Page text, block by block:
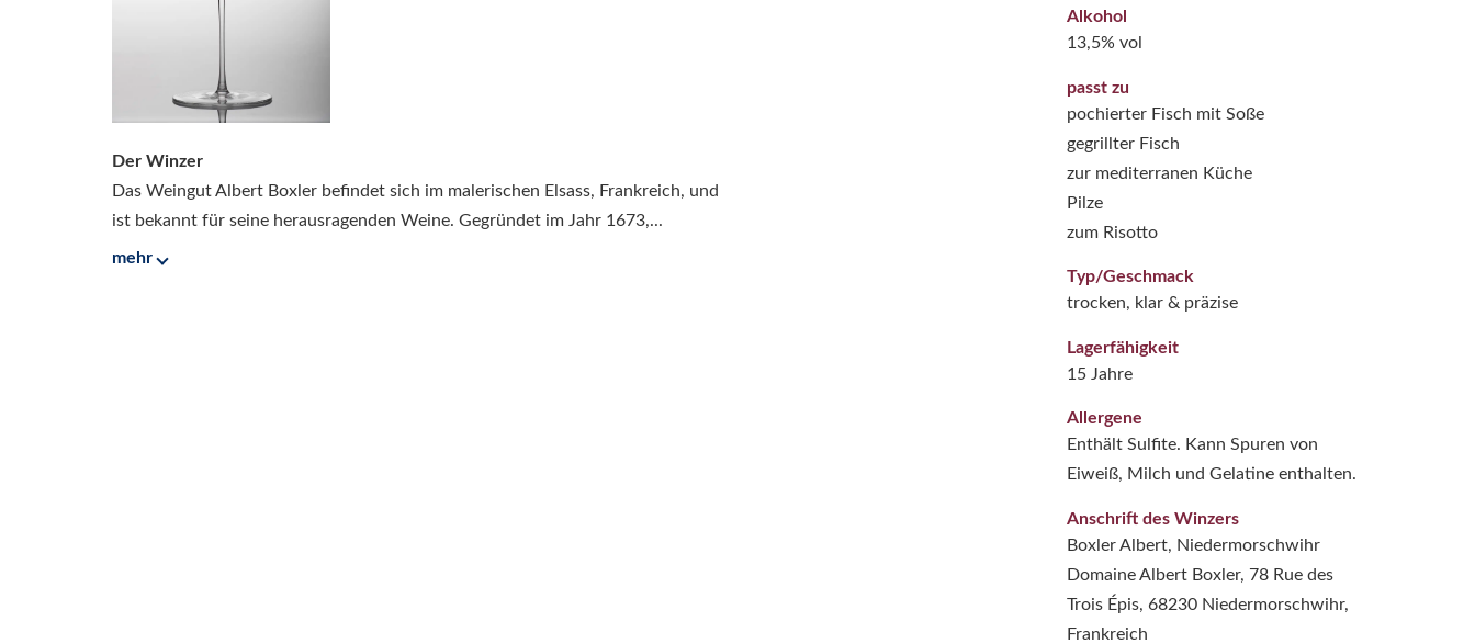
Der Winzer
Das Weingut Albert Boxler befindet sich im malerischen Elsass, Frankreich, und
ist bekannt für seine herausragenden Weine. Gegründet im Jahr 1673,...
mehr
Alkohol
13,5% vol
passt zu
pochierter Fisch mit Soße
gegrillter Fisch
zur mediterranen Küche
Pilze
zum Risotto
Typ/Geschmack
trocken, klar & präzise
Lagerfähigkeit
15 Jahre
Allergene
Enthält Sulfite. Kann Spuren von
Eiweiß, Milch und Gelatine enthalten.
Anschrift des Winzers
Boxler Albert, Niedermorschwihr
Domaine Albert Boxler, 78 Rue des
Trois Épis, 68230 Niedermorschwihr,
Frankreich